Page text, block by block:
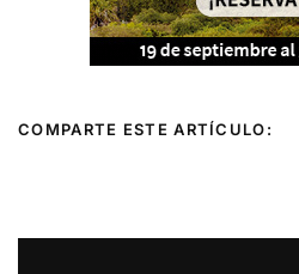
COMPARTE ESTE ARTÍCULO: